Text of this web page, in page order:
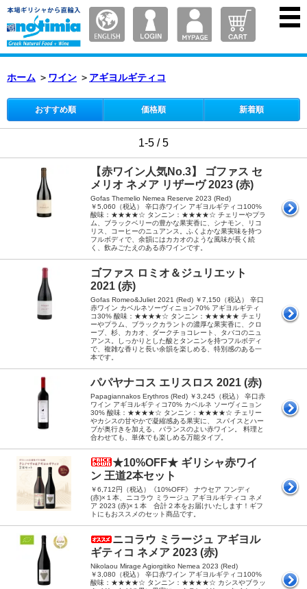
ホーム ＞ ワイン ＞ アギヨルギティコ
おすすめ順 価格順 新着順
1-5 / 5
【赤ワイン人気No.3】 ゴファス セ
メリオ ネメア リザーヴ 2023 (赤)
Gofas Themelio Nemea Reserve 2023 (Red)
￥5,060（税込） 辛口赤ワイン アギヨルギティコ100%
酸味：★★★★☆ タンニン：★★★★☆ チェリーやプラ
ム、ブラックベリーの豊かな果実香に、シナモン、リコ
リス、コーヒーのニュアンス。ふくよかな果実味を持つ
フルボディで、余韻にはカカオのような風味が長く続
く、飲みごたえのある赤ワインです。
ゴファス ロミオ＆ジュリエット
2021 (赤)
Gofas Romeo&Juliet 2021 (Red) ￥7,150（税込） 辛口
赤ワイン カベルネソーヴィニョン70% アギヨルギティ
コ30% 酸味：★★★★☆ タンニン：★★★★★ チェリ
ーやプラム、ブラックカラントの濃厚な果実香に、クロ
ーブ、杉、カカオ、ダークチョコレート、タバコのニュ
アンス。しっかりとした酸とタンニンを持つフルボディ
で、複雑な香りと長い余韻を楽しめる、特別感のある一
本です。
パパヤナコス エリスロス 2021 (赤)
Papagiannakos Erythros (Red) ￥3,245（税込） 辛口赤
ワイン アギヨルギティコ70% カベルネ ソーヴィニョン
30% 酸味：★★★★☆ タンニン：★★★★☆ チェリー
やカシスの甘やかで凝縮感ある果実に、 スパイスとハー
ブが奥行きを加える、バランスのよい赤ワイン。 料理と
合わせても、単体でも楽しめる万能タイプ。
★10%OFF★ ギリシャ赤ワイ
ン 王道2本セット
￥6,712円（税込）《10%OFF》 ナウセア フンディ
(赤)×１本、ニコラウ ミラージュ アギヨルギティコ ネメ
ア 2023 (赤)×１本 合計２本をお届けいたします！ギフ
トにもおススメのセット商品です。
ニコラウ ミラージュ アギヨル
ギティコ ネメア 2023 (赤)
Nikolaou Mirage Agiorgitiko Nemea 2023 (Red)
￥3,080（税込） 辛口赤ワイン アギヨルギティコ100%
酸味：★★★★☆ タンニン：★★★★☆ カシスやブラッ